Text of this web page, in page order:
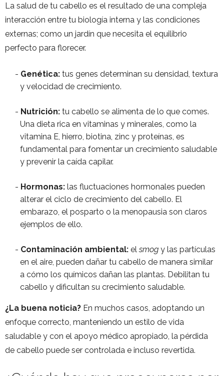
La salud de tu cabello es el resultado de una compleja
interacción entre tu biología interna y las condiciones
externas; como un jardín que necesita el equilibrio
perfecto para florecer.
Genética: tus genes determinan su densidad, textura
y velocidad de crecimiento.
Nutrición: tu cabello se alimenta de lo que comes.
Una dieta rica en vitaminas y minerales, como la
vitamina E, hierro, biotina, zinc y proteínas, es
fundamental para fomentar un crecimiento saludable
y prevenir la caída capilar.
Hormonas: las fluctuaciones hormonales pueden
alterar el ciclo de crecimiento del cabello. El
embarazo, el posparto o la menopausia son claros
ejemplos de ello.
Contaminación ambiental: elsmog y las partículas
en el aire, pueden dañar tu cabello de manera similar
a cómo los químicos dañan las plantas. Debilitan tu
cabello y dificultan su crecimiento saludable.
¿La buena noticia? En muchos casos, adoptando un
enfoque correcto, manteniendo un estilo de vida
saludable y con el apoyo médico apropiado, la pérdida
de cabello puede ser controlada e incluso revertida.